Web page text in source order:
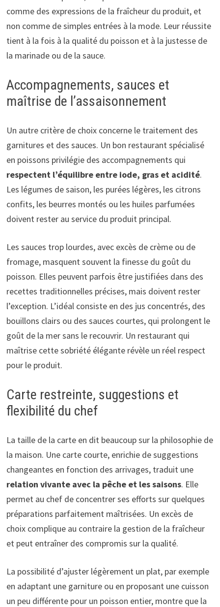
comme des expressions de la fraîcheur du produit, et
non comme de simples entrées à la mode. Leur réussite
tient à la fois à la qualité du poisson et à la justesse de
la marinade ou de la sauce.
Accompagnements, sauces et
maîtrise de l’assaisonnement
Un autre critère de choix concerne le traitement des
garnitures et des sauces. Un bon restaurant spécialisé
en poissons privilégie des accompagnements qui
respectent l’équilibre entre iode, gras et acidité.
Les légumes de saison, les purées légères, les citrons
confits, les beurres montés ou les huiles parfumées
doivent rester au service du produit principal.
Les sauces trop lourdes, avec excès de crème ou de
fromage, masquent souvent la finesse du goût du
poisson. Elles peuvent parfois être justifiées dans des
recettes traditionnelles précises, mais doivent rester
l’exception. L’idéal consiste en des jus concentrés, des
bouillons clairs ou des sauces courtes, qui prolongent le
goût de la mer sans le recouvrir. Un restaurant qui
maîtrise cette sobriété élégante révèle un réel respect
pour le produit.
Carte restreinte, suggestions et
flexibilité du chef
La taille de la carte en dit beaucoup sur la philosophie de
la maison. Une carte courte, enrichie de suggestions
changeantes en fonction des arrivages, traduit une
relation vivante avec la pêche et les saisons. Elle
permet au chef de concentrer ses efforts sur quelques
préparations parfaitement maîtrisées. Un excès de
choix complique au contraire la gestion de la fraîcheur
et peut entraîner des compromis sur la qualité.
La possibilité d’ajuster légèrement un plat, par exemple
en adaptant une garniture ou en proposant une cuisson
un peu différente pour un poisson entier, montre que la